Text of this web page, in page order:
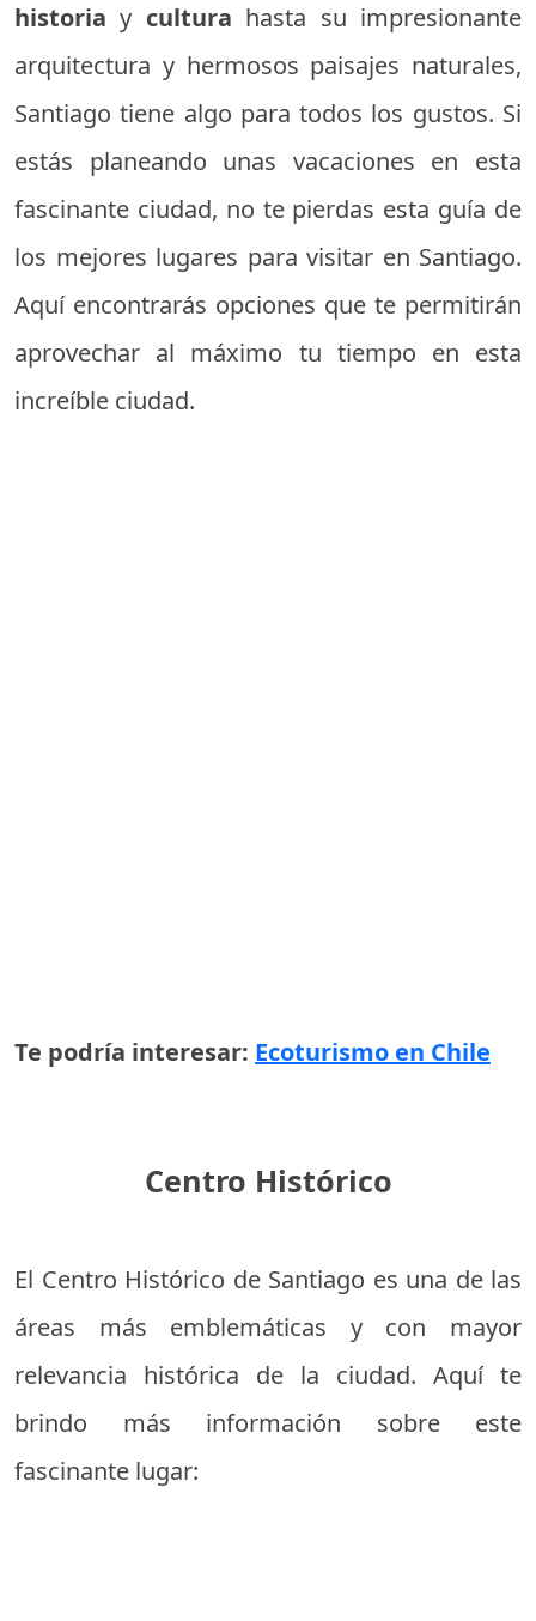
historiay cultura hasta su impresionante
arquitectura y hermosos paisajes naturales,
Santiago tiene algo para todos los gustos. Si
estás planeando unas vacaciones en esta
fascinante ciudad, no te pierdas esta guía de
los mejores lugares para visitar en Santiago.
Aquí encontrarás opciones que te permitirán
aprovechar al máximo tu tiempo en esta
increíble ciudad.
Te podría interesar: Ecoturismo en Chile
Centro Histórico
El Centro Histórico de Santiago es una de las
áreas más emblemáticas y con mayor
relevancia histórica de la ciudad. Aquí te
brindo más información sobre este
fascinante lugar: